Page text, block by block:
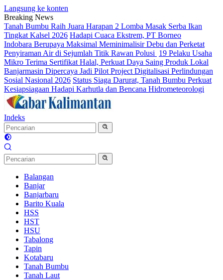
Langsung ke konten
Breaking News
Tanah Bumbu Raih Juara Harapan 2 Lomba Masak Serba Ikan
Tingkat Kalsel 2026 Hadapi Cuaca Ekstrem, PT Borneo
Indobara Berupaya Maksimal Meminimalisir Debu dan Perketat
Penyiraman Air di Sejumlah Titik Rawan Polusi 19 Pelaku Usaha
Mikro Terima Sertifikat Halal, Perkuat Daya Saing Produk Lokal
Banjarmasin Dipercaya Jadi Pilot Project Digitalisasi Perlindungan
Sosial Nasional 2026 Status Siaga Darurat, Tanah Bumbu Perkuat
Kesiapsiagaan Hadapi Karhutla dan Bencana Hidrometeorologi
Indeks
Balangan
Banjar
Banjarbaru
Barito Kuala
HSS
HST
HSU
Tabalong
Tapin
Kotabaru
Tanah Bumbu
Tanah Laut